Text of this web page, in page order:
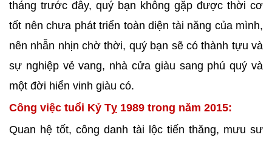
tháng trước đây, quý bạn không gặp được thời cơ
tốt nên chưa phát triển toàn diện tài năng của mình,
nên nhẫn nhịn chờ thời, quý bạn sẽ có thành tựu và
sự nghiệp vẻ vang, nhà cửa giàu sang phú quý và
một đời hiển vinh giàu có.
Công việc tuổi Kỷ Tỵ 1989 trong năm 2015:
Quan hệ tốt, công danh tài lộc tiến thăng, mưu sư